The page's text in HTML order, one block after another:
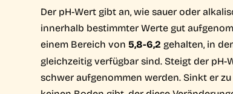
Der pH-Wert gibt an, wie sauer oder
innerhalb bestimmter Werte gut
einem Bereich von 5,8-6,2 gehalten, in
gleichzeitig verfügbar sind. Steigt der
schwer aufgenommen werden. Sinkt er